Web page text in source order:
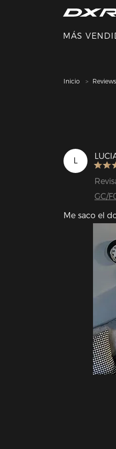
MÁS
Inicio Reviews
L
GC/
Me saco el